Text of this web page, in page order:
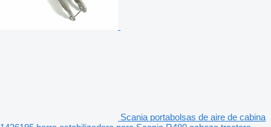
Scania portabolsas de aire de cabina